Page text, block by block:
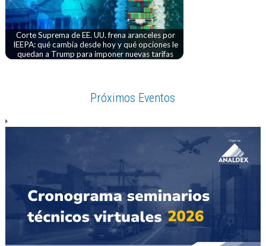
Corte Suprema de EE. UU. frena aranceles por
IEEPA: qué cambia desde hoy y qué opciones le
quedan a Trump para imponer nuevas tarifas
Próximos Eventos